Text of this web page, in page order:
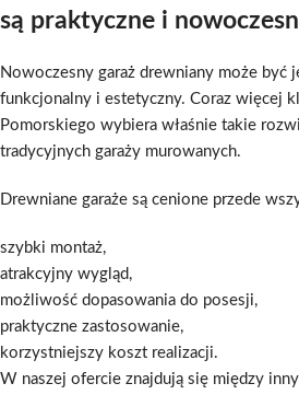
są praktyczne i
Nowoczesny garaż drewniany może być
funkcjonalny i estetyczny. Coraz więcej
Pomorskiego wybiera właśnie takie
tradycyjnych garaży murowanych.
Drewniane garaże są cenione przede
szybki montaż,
atrakcyjny wygląd,
możliwość dopasowania do posesji,
praktyczne zastosowanie,
korzystniejszy koszt realizacji.
W naszej ofercie znajdują się między